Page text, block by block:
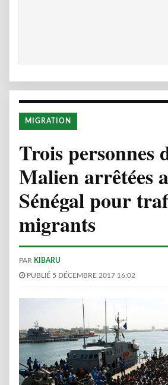
MIGRATION
Trois personnes
Malien arrêtées
Sénégal pour
migrants
PAR KIBARU
PUBLIÉ 5 DÉCEMBRE 2017 16:02